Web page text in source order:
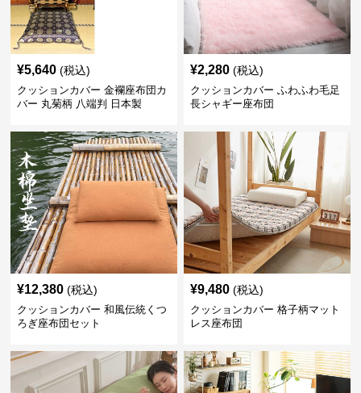
¥5,640 (税込)
クッションカバー 金襴座布団カ
バー 丸菊柄 八端判 日本製
¥2,280 (税込)
クッションカバー ふわふわ毛足
長シャギー座布団
¥12,380 (税込)
クッションカバー 和風伝統くつ
ろぎ座布団セット
¥9,480 (税込)
クッションカバー 格子柄マット
レス座布団